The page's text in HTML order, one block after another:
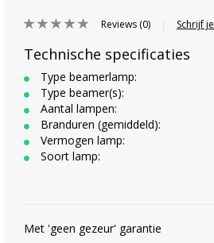
Reviews (0) Schrijf
Technische specificaties
Type beamerlamp:
Type beamer(s):
Aantal lampen:
Branduren (gemiddeld):
Vermogen lamp:
Soort lamp:
Met 'geen gezeur' garantie